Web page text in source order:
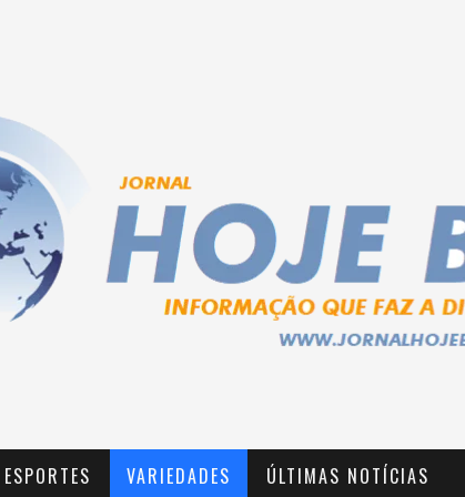
ESPORTES VARIEDADES ÚLTIMAS NOTÍCIAS